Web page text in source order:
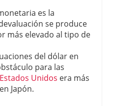
es la
se produce
más elevado al tipo de
del dólar en
para las
Estados Unidos era más
Japón.